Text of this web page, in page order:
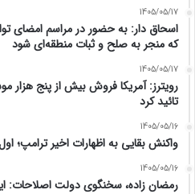
1405/05/17
اسحاق‌ دار: به حضور در مراسم امضای
که منجر به صلح و ثبات منطقه‌ای شود
1405/05/17
رویترز: آمریکا فروش بیش از پنج هزار
تائید کرد
1405/05/16
واکنش بقایی به اظهارات اخیر ترامپ؛
1405/05/16
رمضان زاده، سخنگوی دولت اصلاحات: